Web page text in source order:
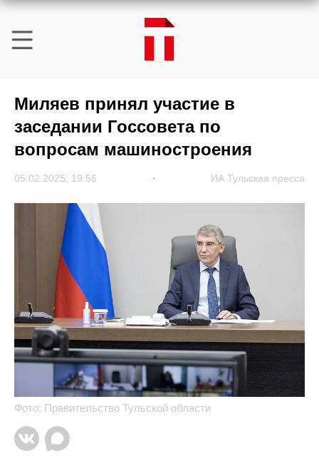
Миляев принял участие в
заседании Госсовета по
вопросам машиностроения
05.02.2025, 19:56 ИА Тульская пресса
Фото: Правительство Тульской области